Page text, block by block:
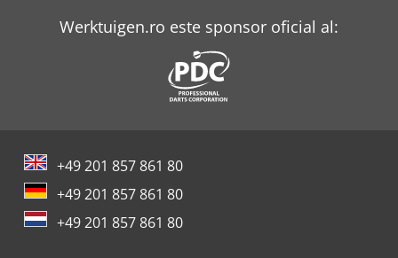
Werktuigen.ro este sponsor oficial al:
+49 201 857 861 80
+49 201 857 861 80
+49 201 857 861 80